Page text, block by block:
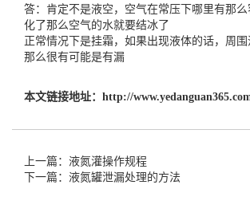
答：肯定不是液空，空气在常压下哪里有那
化了那么空气的水就要结冰了
正常情况下是挂霜，如果出现液体的话，周围
那么很有可能是有漏
本文链接地址： http://
上一篇：液氮灌操作规程
下一篇：液氮罐泄漏处理的方法